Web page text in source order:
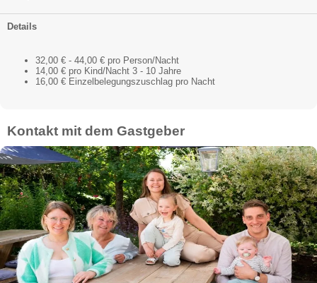
Details
32,00 € - 44,00 € pro Person/Nacht
14,00 € pro Kind/Nacht 3 - 10 Jahre
16,00 € Einzelbelegungszuschlag pro Nacht
Kontakt mit dem Gastgeber